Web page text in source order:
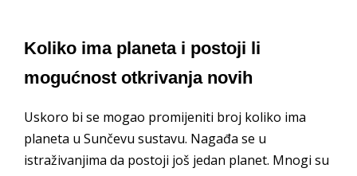
Koliko ima planeta i postoji li
mogućnost otkrivanja novih
Uskoro bi se mogao promijeniti broj koliko ima
planeta u Sunčevu sustavu. Nagađa se u
istraživanjima da postoji još jedan planet. Mnogi su